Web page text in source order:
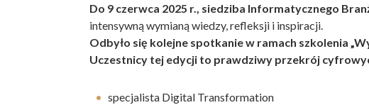
Do 9 czerwca 2025 r., siedziba Informatycznego
intensywną wymianą wiedzy, refleksji i inspiracji.
Odbyło się kolejne spotkanie w ramach szkolenia
Uczestnicy tej edycji to prawdziwy przekrój
specjalista Digital Transformation